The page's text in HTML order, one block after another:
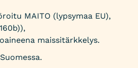
MAITO (lypsymaa EU),
maissitärkkelys.